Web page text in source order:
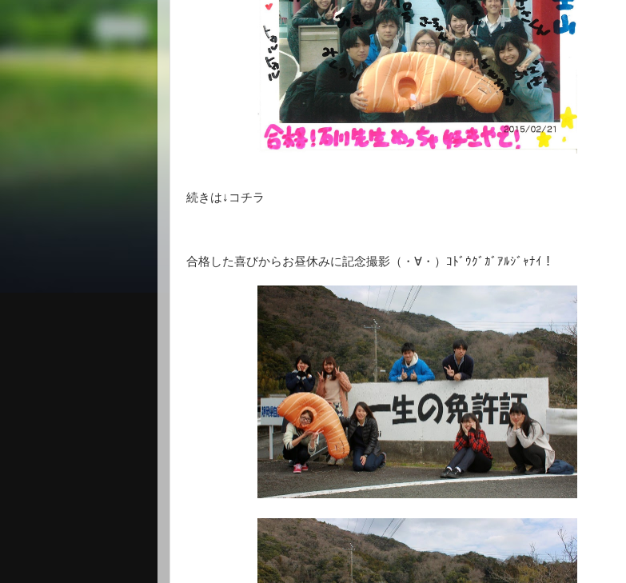
続きは↓コチラ
合格した喜びからお昼休みに記念撮影（・∀・）ｺﾄﾞｳｸﾞｶﾞｱﾙｼﾞｬﾅｲ！